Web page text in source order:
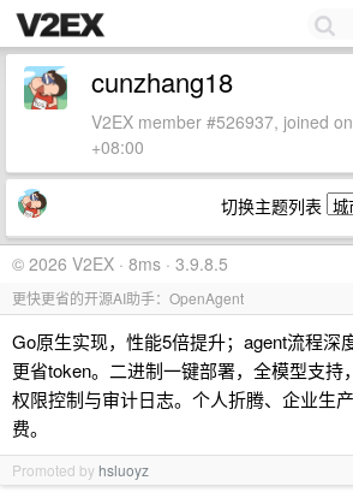
cunzhang18
V2EX member #526937, joined
+08:00
切换主题列表
© 2026 V2EX · 8ms · 3.9.8.5
更快更省的开源AI助手：OpenAgent
Go原生实现，性能5倍提升；agent流程深
更省token。二进制一键部署，全模型支持
权限控制与审计日志。个人折腾、企业生
费。
Promoted by hsluoyz